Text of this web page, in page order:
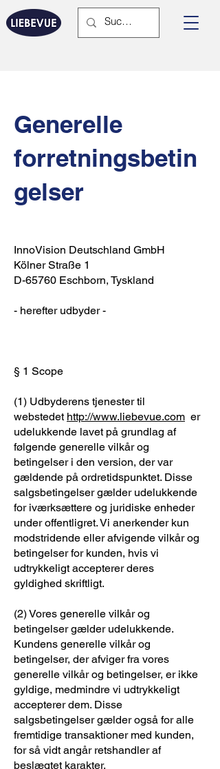
Generelle
forretningsbetin
gelser
InnoVision Deutschland GmbH
Kölner Straße 1
D-65760 Eschborn, Tyskland
- herefter udbyder -
§ 1 Scope
(1) Udbyderens tjenester til
webstedet http://www.liebevue.com er
udelukkende lavet på grundlag af
følgende generelle vilkår og
betingelser i den version, der var
gældende på ordretidspunktet. Disse
salgsbetingelser gælder udelukkende
for iværksættere og juridiske enheder
under offentligret. Vi anerkender kun
modstridende eller afvigende vilkår og
betingelser for kunden, hvis vi
udtrykkeligt accepterer deres
gyldighed skriftligt.
(2) Vores generelle vilkår og
betingelser gælder udelukkende.
Kundens generelle vilkår og
betingelser, der afviger fra vores
generelle vilkår og betingelser, er ikke
gyldige, medmindre vi udtrykkeligt
accepterer dem. Disse
salgsbetingelser gælder også for alle
fremtidige transaktioner med kunden,
for så vidt angår retshandler af
beslægtet karakter.